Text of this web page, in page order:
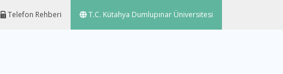
Telefon Rehberi T.C. Kütahya Dumlupınar Üniversitesi